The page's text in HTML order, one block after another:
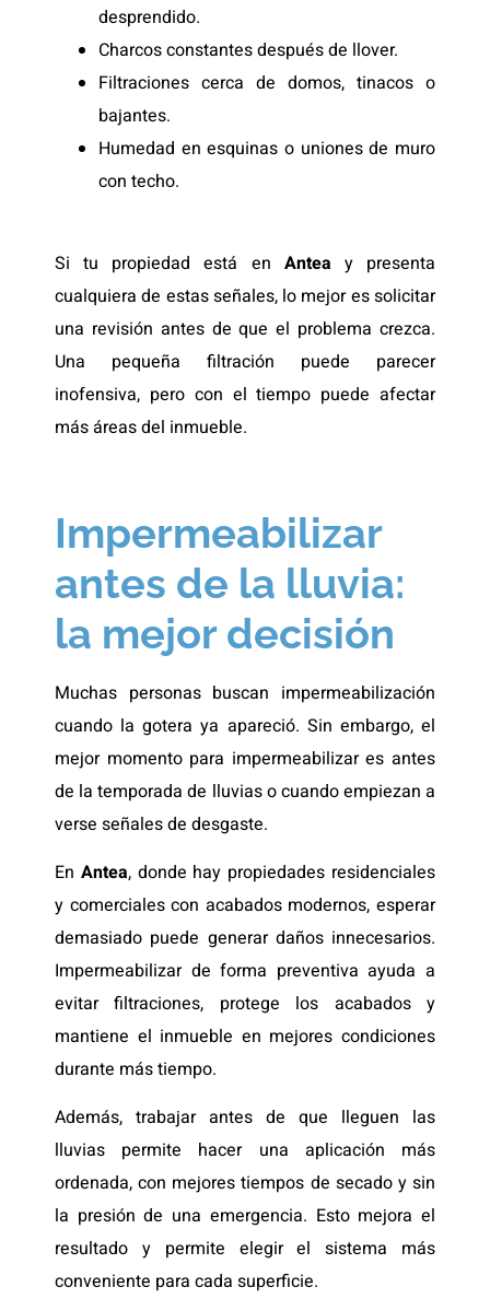
desprendido.
Charcos constantes después de llover.
Filtraciones cerca de domos, tinacos o
bajantes.
Humedad en esquinas o uniones de muro
con techo.
Si tu propiedad está en Antea y presenta
cualquiera de estas señales, lo mejor es solicitar
una revisión antes de que el problema crezca.
Una pequeña filtración puede parecer
inofensiva, pero con el tiempo puede afectar
más áreas del inmueble.
Impermeabilizar
antes de la lluvia:
la mejor decisión
Muchas personas buscan impermeabilización
cuando la gotera ya apareció. Sin embargo, el
mejor momento para impermeabilizar es antes
de la temporada de lluvias o cuando empiezan a
verse señales de desgaste.
En Antea, donde hay propiedades residenciales
y comerciales con acabados modernos, esperar
demasiado puede generar daños innecesarios.
Impermeabilizar de forma preventiva ayuda a
evitar filtraciones, protege los acabados y
mantiene el inmueble en mejores condiciones
durante más tiempo.
Además, trabajar antes de que lleguen las
lluvias permite hacer una aplicación más
ordenada, con mejores tiempos de secado y sin
la presión de una emergencia. Esto mejora el
resultado y permite elegir el sistema más
conveniente para cada superficie.